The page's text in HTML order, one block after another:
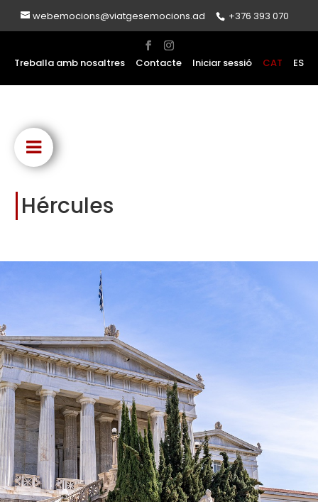
webemocions@viatgesemocions.ad +376 393 070
Treballa amb nosaltres Contacte Iniciar sessió CAT ES
Hércules